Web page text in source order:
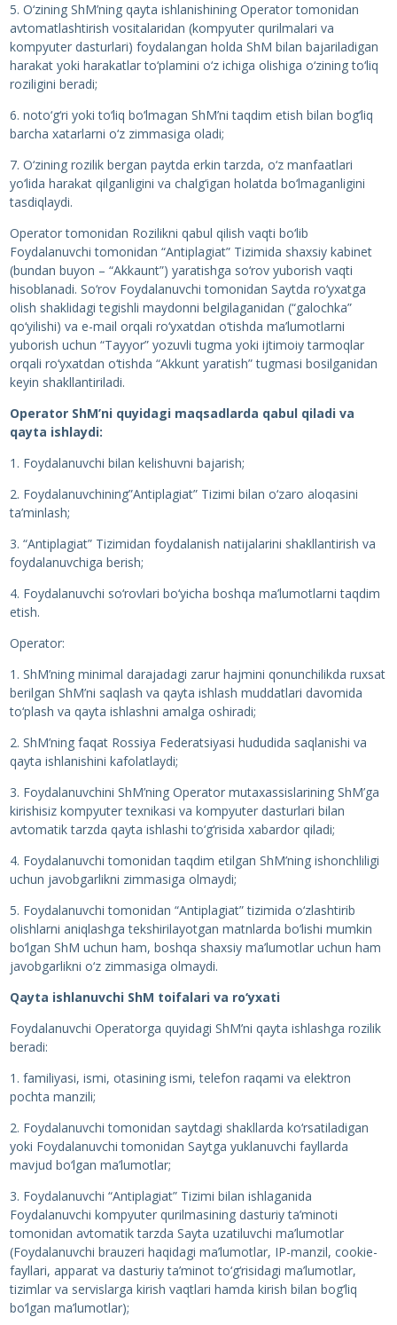
5. O‘zining ShM’ning qayta ishlanishining Operator tomonidan
avtomatlashtirish vositalaridan (kompyuter qurilmalari va
kompyuter dasturlari) foydalangan holda ShM bilan bajariladigan
harakat yoki harakatlar to‘plamini o‘z ichiga olishiga o‘zining to‘liq
roziligini beradi;
6. noto‘g‘ri yoki to‘liq bo‘lmagan ShM’ni taqdim etish bilan bog‘liq
barcha xatarlarni o‘z zimmasiga oladi;
7. O‘zining rozilik bergan paytda erkin tarzda, o‘z manfaatlari
yo‘lida harakat qilganligini va chalg‘igan holatda bo‘lmaganligini
tasdiqlaydi.
Operator tomonidan Rozilikni qabul qilish vaqti bo‘lib
Foydalanuvchi tomonidan “Antiplagiat” Tizimida shaxsiy kabinet
(bundan buyon – “Akkaunt”) yaratishga so‘rov yuborish vaqti
hisoblanadi. So‘rov Foydalanuvchi tomonidan Saytda ro‘yxatga
olish shaklidagi tegishli maydonni belgilaganidan (“galochka”
qo‘yilishi) va e-mail orqali ro‘yxatdan o‘tishda ma’lumotlarni
yuborish uchun “Tayyor” yozuvli tugma yoki ijtimoiy tarmoqlar
orqali ro‘yxatdan o‘tishda “Akkunt yaratish” tugmasi bosilganidan
keyin shakllantiriladi.
Operator ShM’ni quyidagi maqsadlarda qabul qiladi va
qayta ishlaydi:
1. Foydalanuvchi bilan kelishuvni bajarish;
2. Foydalanuvchining”Antiplagiat” Tizimi bilan o‘zaro aloqasini
ta’minlash;
3. “Antiplagiat” Tizimidan foydalanish natijalarini shakllantirish va
foydalanuvchiga berish;
4. Foydalanuvchi so‘rovlari bo‘yicha boshqa ma’lumotlarni taqdim
etish.
Operator:
1. ShM’ning minimal darajadagi zarur hajmini qonunchilikda ruxsat
berilgan ShM’ni saqlash va qayta ishlash muddatlari davomida
to‘plash va qayta ishlashni amalga oshiradi;
2. ShM’ning faqat Rossiya Federatsiyasi hududida saqlanishi va
qayta ishlanishini kafolatlaydi;
3. Foydalanuvchini ShM’ning Operator mutaxassislarining ShM’ga
kirishisiz kompyuter texnikasi va kompyuter dasturlari bilan
avtomatik tarzda qayta ishlashi to‘g‘risida xabardor qiladi;
4. Foydalanuvchi tomonidan taqdim etilgan ShM’ning ishonchliligi
uchun javobgarlikni zimmasiga olmaydi;
5. Foydalanuvchi tomonidan “Antiplagiat” tizimida o‘zlashtirib
olishlarni aniqlashga tekshirilayotgan matnlarda bo‘lishi mumkin
bo‘lgan ShM uchun ham, boshqa shaxsiy ma’lumotlar uchun ham
javobgarlikni o‘z zimmasiga olmaydi.
Qayta ishlanuvchi ShM toifalari va ro‘yxati
Foydalanuvchi Operatorga quyidagi ShM’ni qayta ishlashga rozilik
beradi:
1. familiyasi, ismi, otasining ismi, telefon raqami va elektron
pochta manzili;
2. Foydalanuvchi tomonidan saytdagi shakllarda ko‘rsatiladigan
yoki Foydalanuvchi tomonidan Saytga yuklanuvchi fayllarda
mavjud bo‘lgan ma’lumotlar;
3. Foydalanuvchi “Antiplagiat” Tizimi bilan ishlaganida
Foydalanuvchi kompyuter qurilmasining dasturiy ta’minoti
tomonidan avtomatik tarzda Sayta uzatiluvchi ma’lumotlar
(Foydalanuvchi brauzeri haqidagi ma’lumotlar, IP-manzil, cookie-
fayllari, apparat va dasturiy ta’minot to‘g‘risidagi ma’lumotlar,
tizimlar va servislarga kirish vaqtlari hamda kirish bilan bog‘liq
bo‘lgan ma’lumotlar);